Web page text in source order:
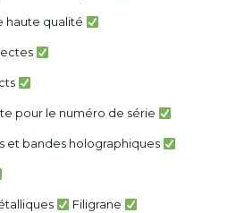
haute qualité
pour le numéro de série
et bandes holographiques
Filigrane